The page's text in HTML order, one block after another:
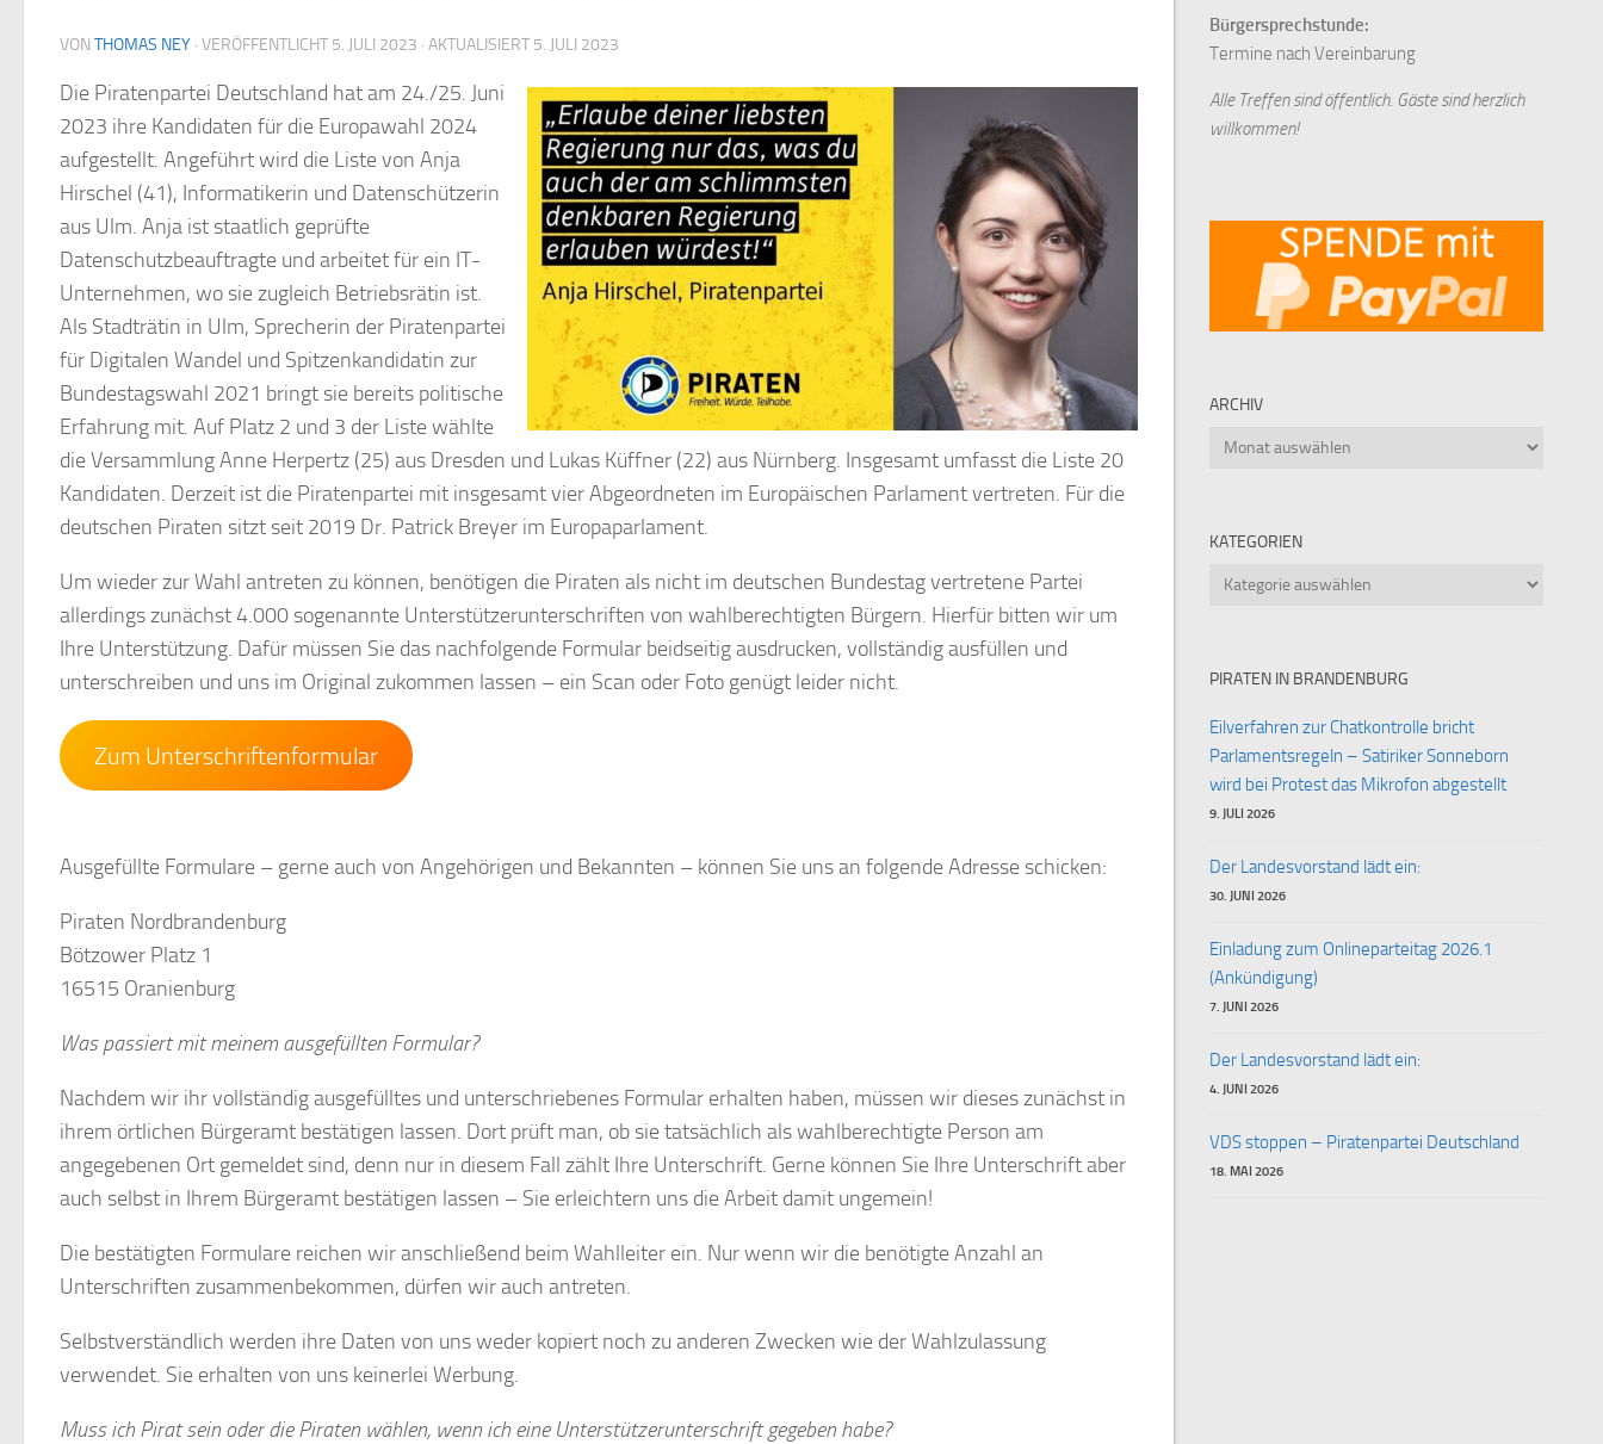
VON THOMAS NEY · VERÖFFENTLICHT 5. JULI 2023 · AKTUALISIERT 5. JULI 2023
Die Piratenpartei Deutschland hat am 24./25. Juni
2023 ihre Kandidaten für die Europawahl 2024
aufgestellt. Angeführt wird die Liste von Anja
Hirschel (41), Informatikerin und Datenschützerin
aus Ulm. Anja ist staatlich geprüfte
Datenschutzbeauftragte und arbeitet für ein IT-
Unternehmen, wo sie zugleich Betriebsrätin ist.
Als Stadträtin in Ulm, Sprecherin der Piratenpartei
für Digitalen Wandel und Spitzenkandidatin zur
Bundestagswahl 2021 bringt sie bereits politische
Erfahrung mit. Auf Platz 2 und 3 der Liste wählte
die Versammlung Anne Herpertz (25) aus Dresden und Lukas Küffner (22) aus Nürnberg. Insgesamt umfasst die Liste 20
Kandidaten. Derzeit ist die Piratenpartei mit insgesamt vier Abgeordneten im Europäischen Parlament vertreten. Für die
deutschen Piraten sitzt seit 2019 Dr. Patrick Breyer im Europaparlament.
Um wieder zur Wahl antreten zu können, benötigen die Piraten als nicht im deutschen Bundestag vertretene Partei
allerdings zunächst 4.000 sogenannte Unterstützerunterschriften von wahlberechtigten Bürgern. Hierfür bitten wir um
Ihre Unterstützung. Dafür müssen Sie das nachfolgende Formular beidseitig ausdrucken, vollständig ausfüllen und
unterschreiben und uns im Original zukommen lassen – ein Scan oder Foto genügt leider nicht.
Zum Unterschriftenformular
Ausgefüllte Formulare – gerne auch von Angehörigen und Bekannten – können Sie uns an folgende Adresse schicken:
Piraten Nordbrandenburg
Bötzower Platz 1
16515 Oranienburg
Was passiert mit meinem ausgefüllten Formular?
Nachdem wir ihr vollständig ausgefülltes und unterschriebenes Formular erhalten haben, müssen wir dieses zunächst in
ihrem örtlichen Bürgeramt bestätigen lassen. Dort prüft man, ob sie tatsächlich als wahlberechtigte Person am
angegebenen Ort gemeldet sind, denn nur in diesem Fall zählt Ihre Unterschrift. Gerne können Sie Ihre Unterschrift aber
auch selbst in Ihrem Bürgeramt bestätigen lassen – Sie erleichtern uns die Arbeit damit ungemein!
Die bestätigten Formulare reichen wir anschließend beim Wahlleiter ein. Nur wenn wir die benötigte Anzahl an
Unterschriften zusammenbekommen, dürfen wir auch antreten.
Selbstverständlich werden ihre Daten von uns weder kopiert noch zu anderen Zwecken wie der Wahlzulassung
verwendet. Sie erhalten von uns keinerlei Werbung.
Muss ich Pirat sein oder die Piraten wählen, wenn ich eine Unterstützerunterschrift gegeben habe?
Bürgersprechstunde:
Termine nach Vereinbarung
Alle Treffen sind öffentlich. Gäste sind herzlich
willkommen!
ARCHIV
Archiv
KATEGORIEN
Kategorien
PIRATEN IN BRANDENBURG
Eilverfahren zur Chatkontrolle bricht
Parlamentsregeln – Satiriker Sonneborn
wird bei Protest das Mikrofon abgestellt
9. JULI 2026
Der Landesvorstand lädt ein:
30. JUNI 2026
Einladung zum Onlineparteitag 2026.1
(Ankündigung)
7. JUNI 2026
Der Landesvorstand lädt ein:
4. JUNI 2026
VDS stoppen – Piratenpartei Deutschland
18. MAI 2026